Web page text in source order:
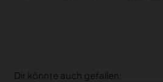
Dir könnte auch gefallen: